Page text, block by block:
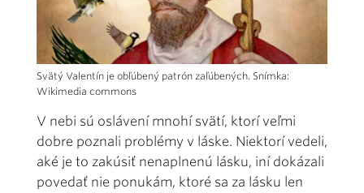
Svätý Valentín je obľúbený patrón zaľúbených. Snímka:
Wikimedia commons
V nebi sú oslávení mnohí svätí, ktorí veľmi
dobre poznali problémy v láske. Niektorí vedeli,
aké je to zakúsiť nenaplnenú lásku, iní dokázali
povedať nie ponukám, ktoré sa za lásku len